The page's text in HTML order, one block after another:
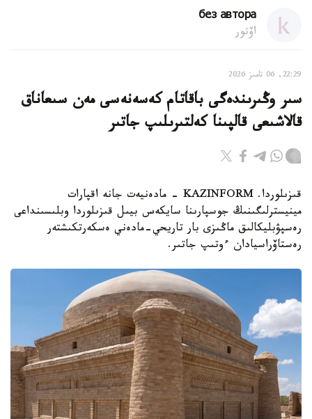
без автора
اۆتور
22:29, 06 تامىز 2026
سىر وڭىرىندەگى باقاتام كەسەنەسى مەن سىعاناق
قالاشىعى قالپىنا كەلتىرىلىپ جاتىر
قىزىلوردا. KAZINFORM - مادەنيەت جانە اقپارات
مينيسترلىگىنىڭ جوسپارىنا سايكەس بيىل قىزىلوردا وبلىسىنداعى
رەسپۋبليكالىق ماڭىزى بار تاريحي-مادەني ەسكەرتكىشتەر
رەستاۆراسيادان ءوتىپ جاتىر.